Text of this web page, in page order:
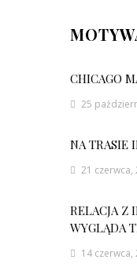
CHICAGO
25
NA TRASIE
21 czerwca,
RELACJA Z
WYGLĄDA
14 czerwca,